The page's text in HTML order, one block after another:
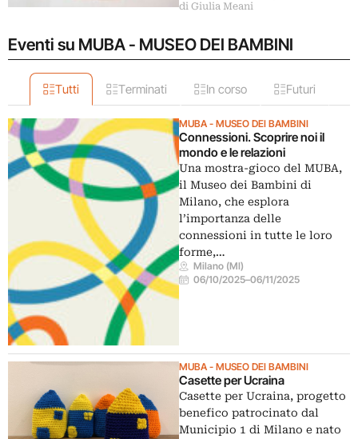
di Giulia Meani
Eventi su MUBA - MUSEO DEI BAMBINI
Tutti Terminati In corso Futuri
MUBA - MUSEO DEI BAMBINI
Connessioni. Scoprire noi il
mondo e le relazioni
Una mostra-gioco del MUBA,
il Museo dei Bambini di
Milano, che esplora
l’importanza delle
connessioni in tutte le loro
forme,…
Milano (MI)
06/10/2025–06/11/2025
MUBA - MUSEO DEI BAMBINI
Casette per Ucraina
Casette per Ucraina, progetto
benefico patrocinato dal
Municipio 1 di Milano e nato